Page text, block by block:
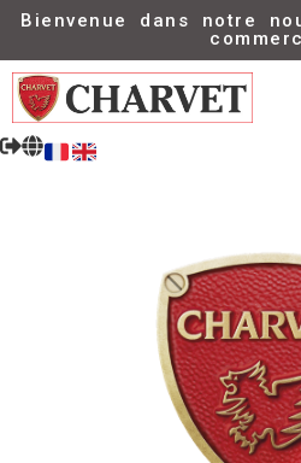
Bienvenue dans notre